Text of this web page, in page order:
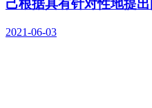
己根据具有针对性地提
2021-06-03